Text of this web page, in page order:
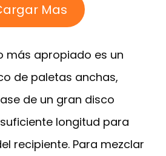
Mas
más apropiado es un
de paletas anchas,
de un gran disco
longitud para
recipiente. Para mezclar